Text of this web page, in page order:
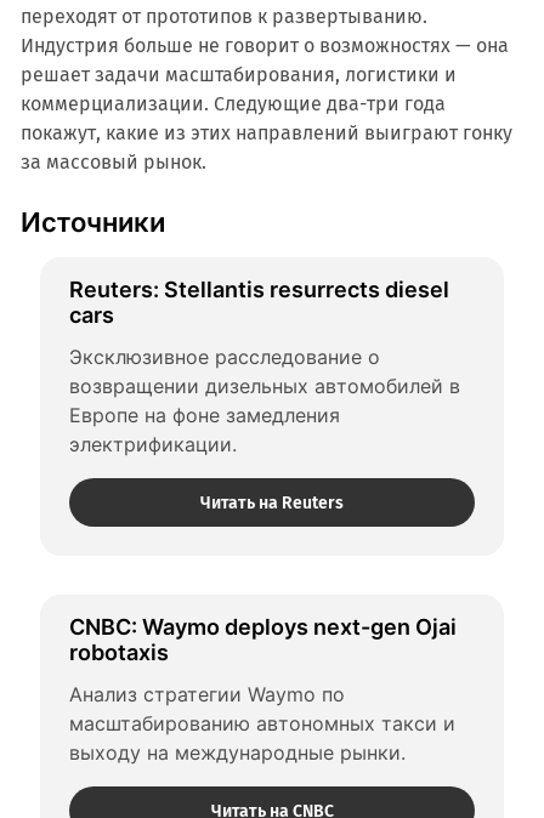
переходят от прототипов к развертыванию.
Индустрия больше не говорит о возможностях — она
решает задачи масштабирования, логистики и
коммерциализации. Следующие два-три года
покажут, какие из этих направлений выиграют гонку
за массовый рынок.
Источники
Reuters: Stellantis resurrects diesel
cars
Эксклюзивное расследование о
возвращении дизельных автомобилей в
Европе на фоне замедления
электрификации.
Читать на Reuters
CNBC: Waymo deploys next-gen Ojai
robotaxis
Анализ стратегии Waymo по
масштабированию автономных такси и
выходу на международные рынки.
Читать на CNBC